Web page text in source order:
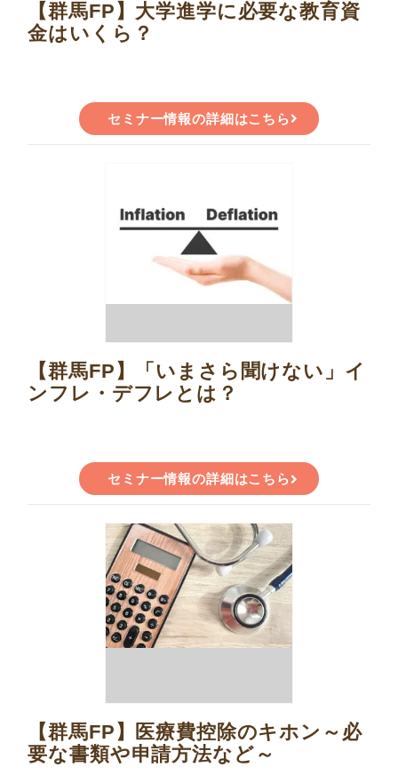
【群馬FP】大学進学に必要な教育資
金はいくら？
セミナー情報の詳細はこちら
【群馬FP】「いまさら聞けない」イ
ンフレ・デフレとは？
セミナー情報の詳細はこちら
【群馬FP】医療費控除のキホン～必
要な書類や申請方法など～